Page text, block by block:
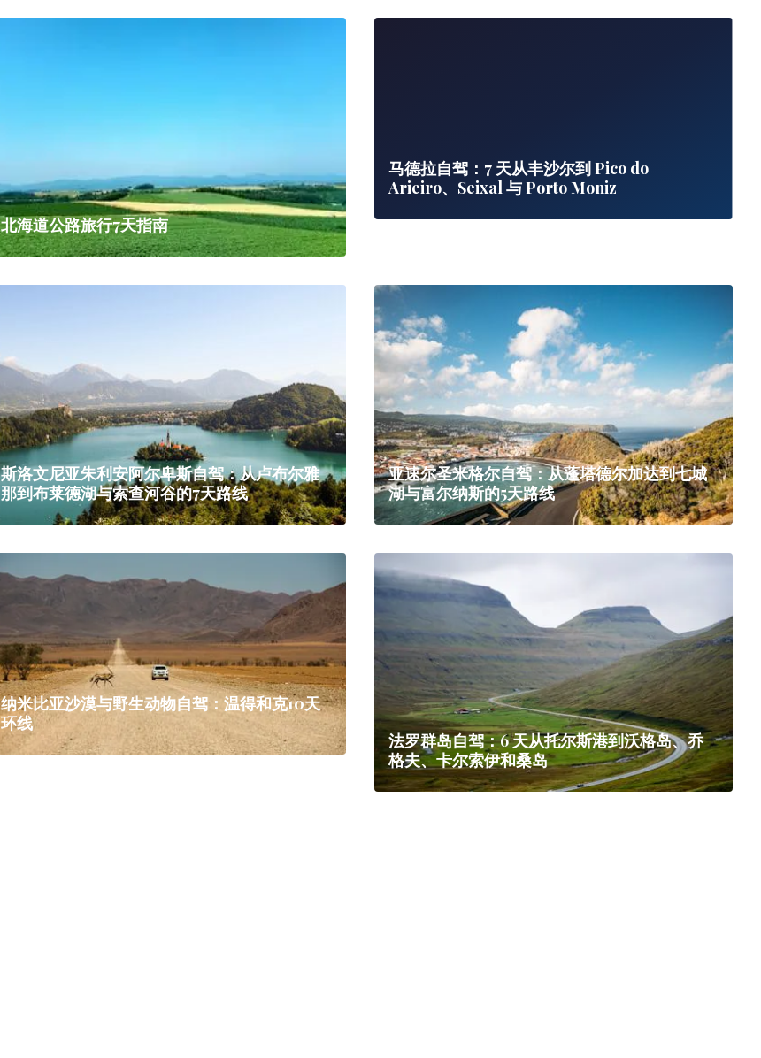
北海道公路旅行7天指南
马德拉自驾：7 天从丰沙尔到 Pico do
Arieiro、Seixal 与 Porto Moniz
斯洛文尼亚朱利安阿尔卑斯自驾：从卢布尔雅
那到布莱德湖与索查河谷的7天路线
亚速尔圣米格尔自驾：从蓬塔德尔加达到七城
湖与富尔纳斯的5天路线
纳米比亚沙漠与野生动物自驾：温得和克10天
环线
法罗群岛自驾：6 天从托尔斯港到沃格岛、乔
格夫、卡尔索伊和桑岛